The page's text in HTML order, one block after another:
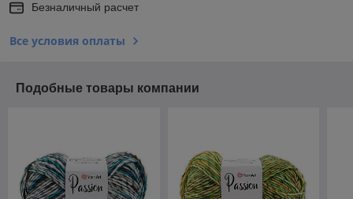
Безналичный расчет
Все условия оплаты
Подобные товары компании